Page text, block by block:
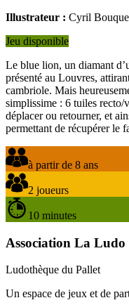
Illustrateur : Cyril
Jeu disponible
Le blue lion, un diamant
présenté au Louvres,
cambriole. Mais
simplissime : 6 tuiles recto/
déplacer ou retourner, et
permettant de récupérer
à partir de 8 ans
2 joueurs
10 minutes
Association La Ludo
Ludothèque du Pallet
Un espace de jeux et de